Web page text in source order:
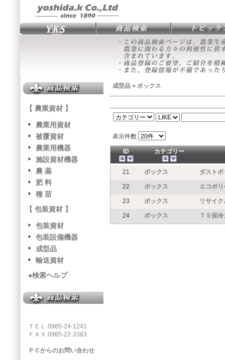
【 農業資材 】
農業用資材
被覆資材
農業用機器
施設資材機器
農 薬
肥 料
種 苗
【 包装資材 】
包装資材
包装設備機器
成型品
輸送資材
●検索ヘルプ
ＴＥＬ 0985-24-1241
ＦＡＸ 0985-22-3383
ＰＣからのお問い合わせ
成型品 » ボックス
表示件数
ID カテゴリー
21 ボックス ダスト
22 ボックス エコポ
23 ボックス リサイ
24 ボックス ＴＳ保